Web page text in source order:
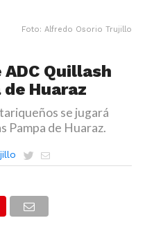
Foto: Alfredo Osorio Trujillo
Quillash
de Huaraz
se jugará
Pampa de Huaraz.